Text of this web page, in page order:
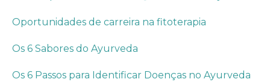
Oportunidades de carreira na fitoterapia
Os 6 Sabores do Ayurveda
Os 6 Passos para Identificar Doenças no Ayurveda